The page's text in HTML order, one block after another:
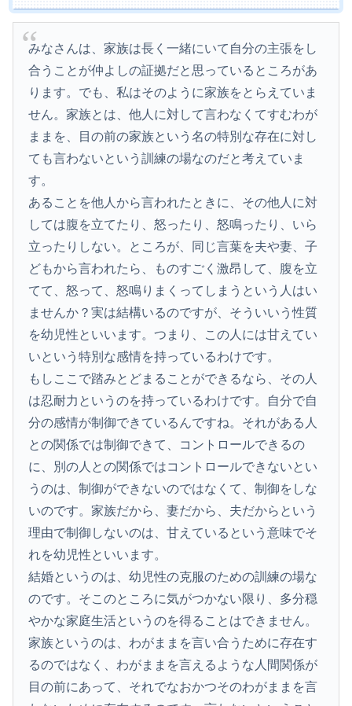
みなさんは、家族は長く一緒にいて自分の主張をし
合うことが仲よしの証拠だと思っているところがあ
ります。でも、私はそのように家族をとらえていま
せん。家族とは、他人に対して言わなくてすむわが
ままを、目の前の家族という名の特別な存在に対し
ても言わないという訓練の場なのだと考えていま
す。
あることを他人から言われたときに、その他人に対
しては腹を立てたり、怒ったり、怒鳴ったり、いら
立ったりしない。ところが、同じ言葉を夫や妻、子
どもから言われたら、ものすごく激昂して、腹を立
てて、怒って、怒鳴りまくってしまうという人はい
ませんか？実は結構いるのですが、そういいう性質
を幼児性といいます。つまり、この人には甘えてい
いという特別な感情を持っているわけです。
もしここで踏みとどまることができるなら、その人
は忍耐力というのを持っているわけです。自分で自
分の感情が制御できているんですね。それがある人
との関係では制御できて、コントロールできるの
に、別の人との関係ではコントロールできないとい
うのは、制御ができないのではなくて、制御をしな
いのです。家族だから、妻だから、夫だからという
理由で制御しないのは、甘えているという意味でそ
れを幼児性といいます。
結婚というのは、幼児性の克服のための訓練の場な
のです。そこのところに気がつかない限り、多分穏
やかな家庭生活というのを得ることはできません。
家族というのは、わがままを言い合うために存在す
るのではなく、わがままを言えるような人間関係が
目の前にあって、それでなおかつそのわがままを言